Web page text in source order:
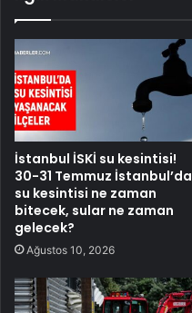
İstanbul İSKİ su kesintisi!
30-31 Temmuz İstanbul’da
su kesintisi ne zaman
bitecek, sular ne zaman
gelecek?
Ağustos 10, 2026